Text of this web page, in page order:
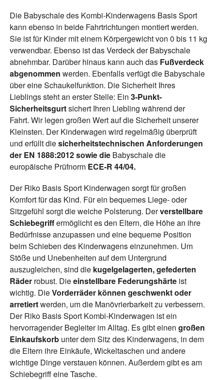
Die Babyschale des Kombi-Kinderwagens Basis Sport
kann ebenso in beide Fahrtrichtungen montiert werden.
Sie ist für Kinder mit einem Körpergewicht von 0 bis 11 kg
verwendbar. Ebenso ist das Verdeck der Babyschale
abnehmbar. Darüber hinaus kann auch das Fußverdeck
abgenommen werden. Ebenfalls verfügt die Babyschale
über eine Schaukelfunktion. Die Sicherheit Ihres
Lieblings steht an erster Stelle: Ein 3-Punkt-
Sicherheitsgurtsichert Ihren Liebling während der
Fahrt. Wir legen großen Wert auf die Sicherheit unserer
Kleinsten. Der Kinderwagen wird regelmäßig überprüft
und erfüllt diesicherheitstechnischen Anforderungen
der EN 1888:2012 sowie die Babyschale die
europäische Prüfnorm ECE-R 44/04.
Der Riko Basis Sport Kinderwagen sorgt für großen
Komfort für das Kind. Für ein bequemes Liege- oder
Sitzgefühl sorgt die weiche Polsterung. Derverstellbare
Schiebegriffermöglicht es den Eltern, die Höhe an ihre
Bedürfnisse anzupassen und eine bequeme Position
beim Schieben des Kinderwagens einzunehmen. Um
Stöße und Unebenheiten auf dem Untergrund
auszugleichen, sind die kugelgelagerten, gefederten
Räder robust. Dieeinstellbare Federungshärte ist
wichtig. DieVorderräder können geschwenkt oder
arretiertwerden, um die Manövrierbarkeit zu verbessern.
Der Riko Basis Sport Kombi-Kinderwagen ist ein
hervorragender Begleiter im Alltag. Es gibt einen großen
Einkaufskorb unter dem Sitz des Kinderwagens, in dem
die Eltern ihre Einkäufe, Wickeltaschen und andere
wichtige Dinge verstauen können. Außerdem gibt es am
Schiebegriff eine Tasche.